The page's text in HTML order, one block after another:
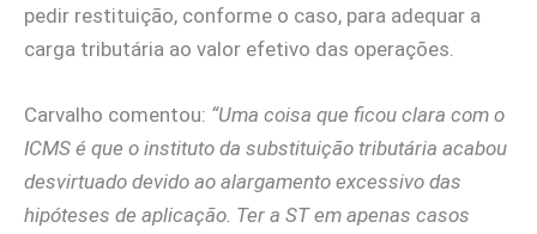
pedir restituição, conforme o caso, para adequar a
carga tributária ao valor efetivo das operações.
Carvalho comentou: “Uma coisa que ficou clara com o
ICMS é que o instituto da substituição tributária acabou
desvirtuado devido ao alargamento excessivo das
hipóteses de aplicação. Ter a ST em apenas casos